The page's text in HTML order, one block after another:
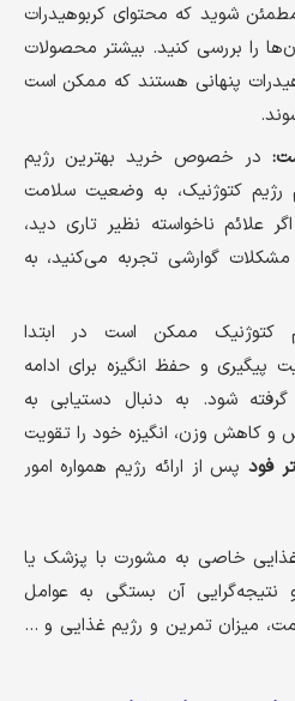
شوید که محتوای کربوهیدرات
را بررسی کنید. بیشتر محصولات
پنهانی هستند که ممکن است
در خصوص خرید بهترین رژیم
رژیم کتوژنیک، به وضعیت سلامت
علائم ناخواسته نظیر تاری دید،
گوارشی تجربه می‌کنید، به
کتوژنیک ممکن است در ابتدا
پیگیری و حفظ انگیزه برای ادامه
گرفته شود. به دنبال دستیابی به
کاهش وزن، انگیزه خود را تقویت
فود پس از ارائه رژیم همواره امور
خاصی به مشورت با پزشک یا
آن بستگی به عوامل
میزان تمرین و رژیم غذایی و …